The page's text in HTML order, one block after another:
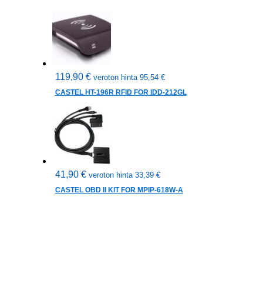
119,90 € veroton hinta 95,54 €
CASTEL HT-196R RFID FOR IDD-212GL
41,90 € veroton hinta 33,39 €
CASTEL OBD II KIT FOR MPIP-618W-A